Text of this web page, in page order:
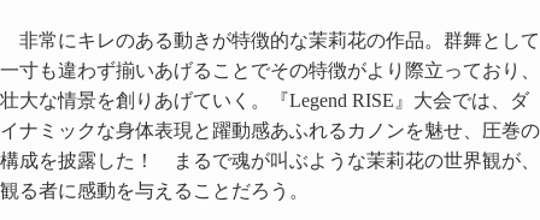
非常にキレのある動きが特徴的な茉莉花の作品。群舞として
一寸も違わず揃いあげることでその特徴がより際立っており、
壮大な情景を創りあげていく。『Legend RISE』大会では、ダ
イナミックな身体表現と躍動感あふれるカノンを魅せ、圧巻の
構成を披露した！ まるで魂が叫ぶような茉莉花の世界観が、
観る者に感動を与えることだろう。